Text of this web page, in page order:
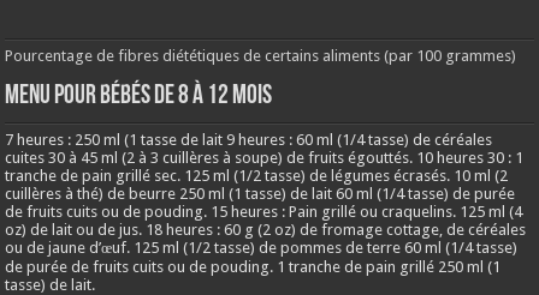
Pourcentage de fibres diététiques de certains aliments (par 100 grammes)
MENU POUR BÉBÉS DE 8 à 12 MOIS
7 heures : 250 ml (1 tasse de lait 9 heures : 60 ml (1/4 tasse) de céréales
cuites 30 à 45 ml (2 à 3 cuillères à soupe) de fruits égouttés. 10 heures 30 : 1
tranche de pain grillé sec. 125 ml (1/2 tasse) de légumes écrasés. 10 ml (2
cuillères à thé) de beurre 250 ml (1 tasse) de lait 60 ml (1/4 tasse) de purée
de fruits cuits ou de pouding. 15 heures : Pain grillé ou craquelins. 125 ml (4
oz) de lait ou de jus. 18 heures : 60 g (2 oz) de fromage cottage, de céréales
ou de jaune d’œuf. 125 ml (1/2 tasse) de pommes de terre 60 ml (1/4 tasse)
de purée de fruits cuits ou de pouding. 1 tranche de pain grillé 250 ml (1
tasse) de lait.